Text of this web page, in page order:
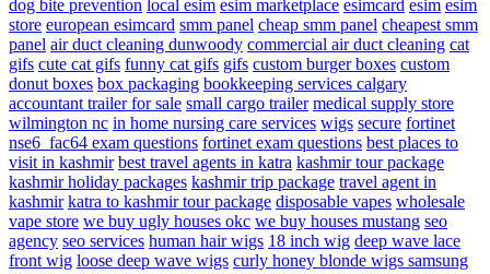
dog bite prevention local esim esim marketplace esimcard esim esim
store european esimcard smm panel cheap smm panel cheapest smm
panel air duct cleaning dunwoody commercial air duct cleaning cat
gifs cute cat gifs funny cat gifs gifs custom burger boxes custom
donut boxes box packaging bookkeeping services calgary
accountant trailer for sale small cargo trailer medical supply store
wilmington nc in home nursing care services wigs secure fortinet
nse6_fac64 exam questions fortinet exam questions best places to
visit in kashmir best travel agents in katra kashmir tour package
kashmir holiday packages kashmir trip package travel agent in
kashmir katra to kashmir tour package disposable vapes wholesale
vape store we buy ugly houses okc we buy houses mustang seo
agency seo services human hair wigs 18 inch wig deep wave lace
front wig loose deep wave wigs curly honey blonde wigs samsung